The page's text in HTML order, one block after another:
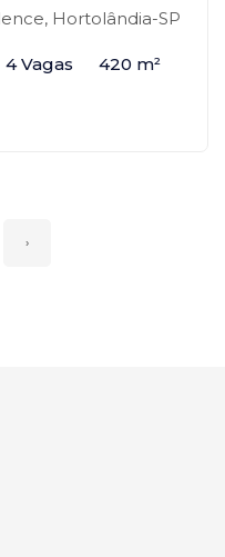
Hortolândia-SP
4 Vagas 420 m²
›